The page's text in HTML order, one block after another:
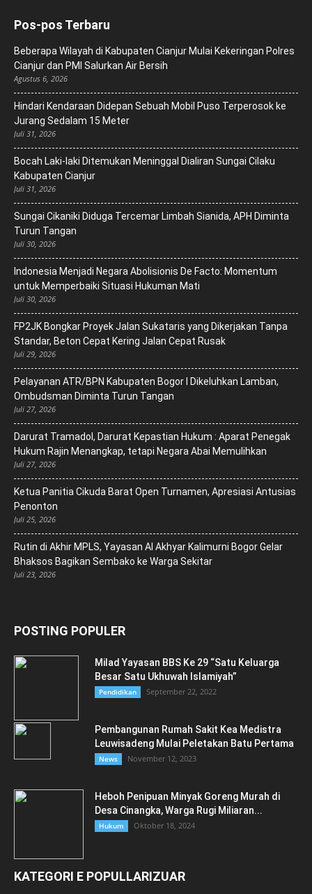
Pos-pos Terbaru
Beberapa Wilayah di Kabupaten Cianjur Mulai Kekeringan Polres
Cianjur dan PMI Salurkan Air Bersih
Agustus 6, 2026
Hindari Kendaraan Didepan Sebuah Mobil Puso Terperosok ke
Jurang Sedalam 15 Meter
Juli 31, 2026
Bocah Laki-laki Ditemukan Meninggal Dialiran Sungai Cilaku
Kabupaten Cianjur
Juli 31, 2026
Sungai Cikaniki Diduga Tercemar Limbah Sianida, APH Diminta
Turun Tangan
Juli 30, 2026
‎Indonesia Menjadi Negara Abolisionis De Facto: Momentum
untuk Memperbaiki Situasi Hukuman Mati
Juli 30, 2026
FP2JK Bongkar Proyek Jalan Sukataris yang Dikerjakan Tanpa
Standar, Beton Cepat Kering Jalan Cepat Rusak
Juli 29, 2026
Pelayanan ATR/BPN Kabupaten Bogor I Dikeluhkan Lamban,
Ombudsman Diminta Turun Tangan
Juli 27, 2026
Darurat Tramadol, Darurat Kepastian Hukum : Aparat Penegak
Hukum Rajin Menangkap, tetapi Negara Abai Memulihkan
Juli 27, 2026
Ketua Panitia Cikuda Barat Open Turnamen, Apresiasi Antusias
Penonton
Juli 25, 2026
Rutin di Akhir MPLS, Yayasan Al Akhyar Kalimurni Bogor Gelar
Bhaksos Bagikan Sembako ke Warga Sekitar
Juli 23, 2026
POSTING POPULER
Milad Yayasan BBS Ke 29 “Satu Keluarga
Besar Satu Ukhuwah Islamiyah”
Pendidikan September 22, 2022
Pembangunan Rumah Sakit Kea Medistra
Leuwisadeng Mulai Peletakan Batu Pertama
News November 12, 2023
Heboh Penipuan Minyak Goreng Murah di
Desa Cinangka, Warga Rugi Miliaran...
Hukum Oktober 18, 2024
KATEGORI E POPULLARIZUAR